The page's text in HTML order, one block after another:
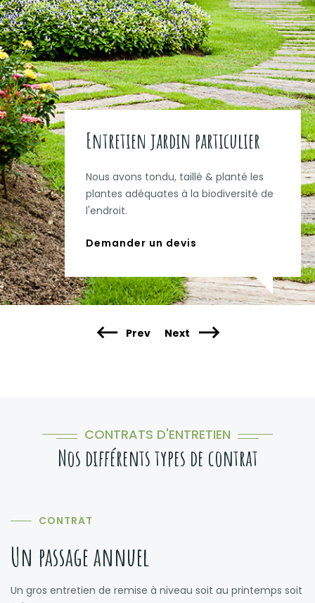
Entretien jardin particulier
Nous avons tondu, taillé & planté les
plantes adéquates à la biodiversité de
l'endroit.
Demander un devis
Prev Next
CONTRATS D'ENTRETIEN
Nos différents types de contrat
CONTRAT
Un passage annuel
Un gros entretien de remise à niveau soit au printemps soit